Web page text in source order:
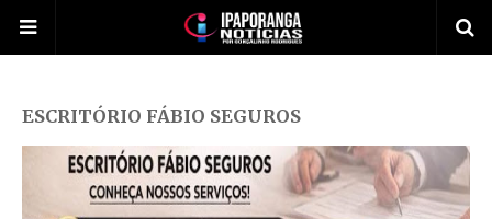
ESCRITÓRIO FÁBIO SEGUROS